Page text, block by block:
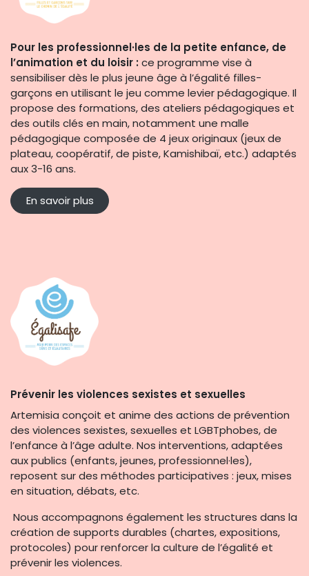
Pour les professionnel·les de la petite enfance, de
l’animation et du loisir :ce programme vise à
sensibiliser dès le plus jeune âge à l’égalité filles-
garçons en utilisant le jeu comme levier pédagogique. Il
propose des formations, des ateliers pédagogiques et
des outils clés en main, notamment une malle
pédagogique composée de 4 jeux originaux (jeux de
plateau, coopératif, de piste, Kamishibaï, etc.) adaptés
aux 3-16 ans.
En savoir plus
Prévenir les violences sexistes et sexuelles
Artemisia conçoit et anime des actions de prévention
des violences sexistes, sexuelles et LGBTphobes, de
l’enfance à l’âge adulte. Nos interventions, adaptées
aux publics (enfants, jeunes, professionnel·les),
reposent sur des méthodes participatives : jeux, mises
en situation, débats, etc.
Nous accompagnons également les structures dans la
création de supports durables (chartes, expositions,
protocoles) pour renforcer la culture de l’égalité et
prévenir les violences.